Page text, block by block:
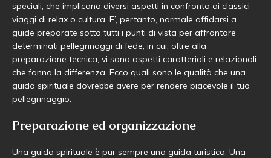
speciali, che implicano diversi aspetti in confronto ai classici
viaggi di relax o cultura. E’, pertanto, normale affidarsi a
guide preparate sotto tutti i punti di vista per affrontare
determinati pellegrinaggi di fede, in cui, oltre alla
preparazione tecnica, vi sono aspetti caratteriali e relazionali
che fanno la differenza. Ecco quali sono le qualità che una
guida spirituale dovrebbe avere per rendere piacevole il tuo
pellegrinaggio.
Preparazione ed organizzazione
Una guida spirituale è pur sempre una guida turistica. Una